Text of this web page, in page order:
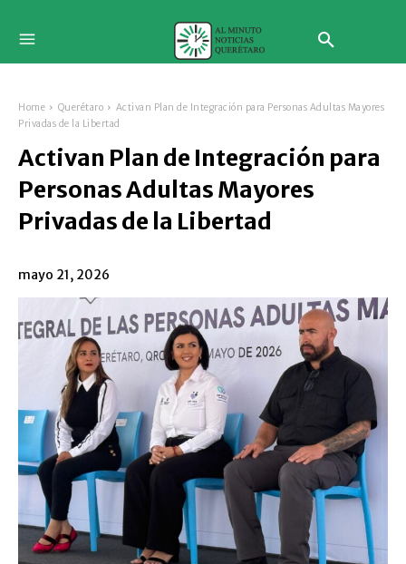
Home Querétaro
Activan Plan de Integración para Personas Adultas Mayores
Privadas de la Libertad
Activan Plan de Integración para
Personas Adultas Mayores
Privadas de la Libertad
mayo 21, 2026